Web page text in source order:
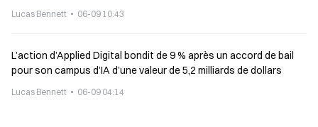
Lucas Bennett 06-09 10:43
L’action d’Applied Digital bondit de 9 % après un accord de bail
pour son campus d’IA d’une valeur de 5,2 milliards de dollars
Lucas Bennett 06-09 04:14